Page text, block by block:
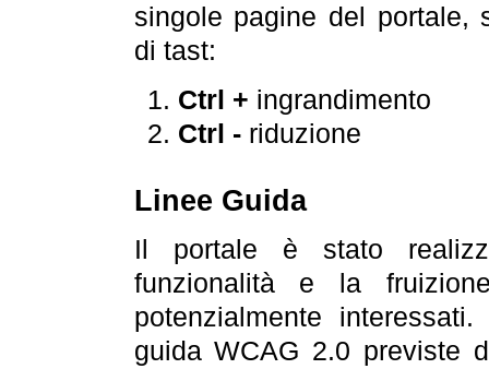
singole pagine del portale,
di tast:
Ctrl + ingrandimento
Ctrl -riduzione
Linee Guida
Il portale è stato
funzionalità e la
potenzialmente
guida WCAG 2.0 previste